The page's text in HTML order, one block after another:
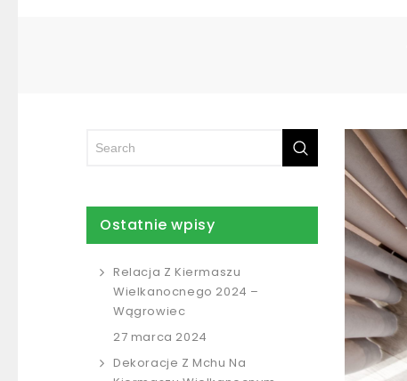
Ostatnie wpisy
Relacja Z Kiermaszu
Wielkanocnego 2024 –
Wągrowiec
27 marca 2024
Dekoracje Z Mchu Na